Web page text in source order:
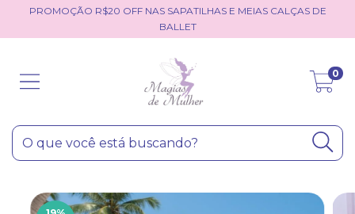
PROMOÇÃO R$20 OFF NAS SAPATILHAS E MEIAS CALÇAS DE
BALLET
0